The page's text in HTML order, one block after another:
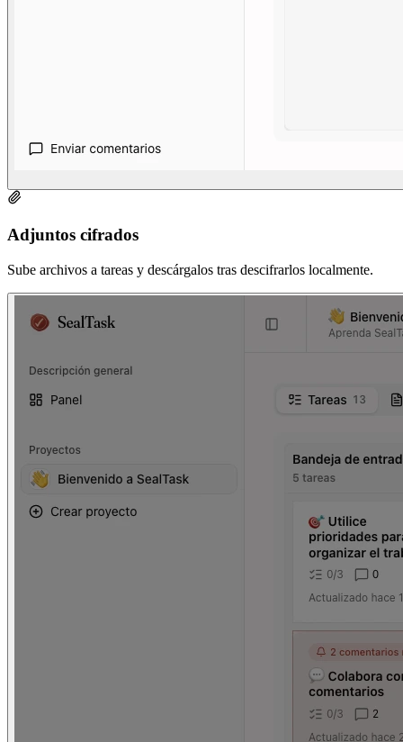
Adjuntos cifrados
Sube archivos a tareas y descárgalos tras descifrarlos localmente.